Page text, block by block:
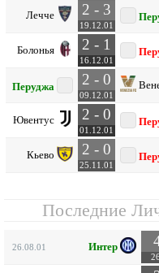
Лечче 2 - 3
19.12.01
Болонья 2 - 1
16.12.01
Перуджа 2 - 0
09.12.01
Ювентус 2 - 0
01.12.01
Кьево 2 - 0
25.11.01
Последние
26.08.01 Интер